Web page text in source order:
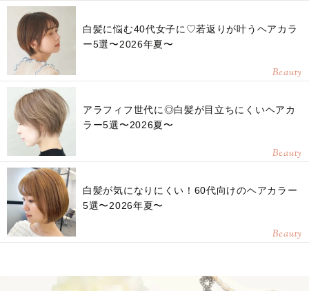
白髪に悩む40代女子に♡若返りが叶うヘアカラ
ー5選〜2026年夏〜
Beauty
アラフィフ世代に◎白髪が目立ちにくいヘアカ
ラー5選〜2026夏〜
Beauty
白髪が気になりにくい！60代向けのヘアカラー
5選〜2026年夏〜
Beauty